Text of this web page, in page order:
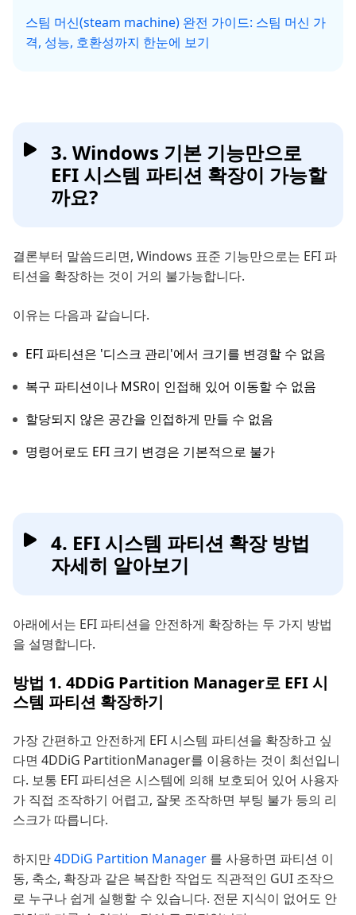
스팀 머신(steam machine) 완전 가이드: 스팀 머신 가
격, 성능, 호환성까지 한눈에 보기
3. Windows 기본 기능만으로
EFI 시스템 파티션 확장이 가능할
까요?
결론부터 말씀드리면, Windows 표준 기능만으로는 EFI 파
티션을 확장하는 것이 거의 불가능합니다.
이유는 다음과 같습니다.
EFI 파티션은 '디스크 관리'에서 크기를 변경할 수 없음
복구 파티션이나 MSR이 인접해 있어 이동할 수 없음
할당되지 않은 공간을 인접하게 만들 수 없음
명령어로도 EFI 크기 변경은 기본적으로 불가
4. EFI 시스템 파티션 확장 방법
자세히 알아보기
아래에서는 EFI 파티션을 안전하게 확장하는 두 가지 방법
을 설명합니다.
방법 1. 4DDiG Partition Manager로 EFI 시
스템 파티션 확장하기
가장 간편하고 안전하게 EFI 시스템 파티션을 확장하고 싶
다면 4DDiG PartitionManager를 이용하는 것이 최선입니
다. 보통 EFI 파티션은 시스템에 의해 보호되어 있어 사용자
가 직접 조작하기 어렵고, 잘못 조작하면 부팅 불가 등의 리
스크가 따릅니다.
하지만4DDiG Partition Manager 를 사용하면 파티션 이
동, 축소, 확장과 같은 복잡한 작업도 직관적인 GUI 조작으
로 누구나 쉽게 실행할 수 있습니다. 전문 지식이 없어도 안